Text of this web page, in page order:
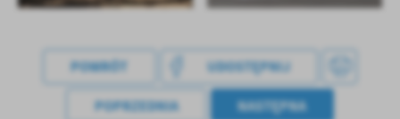
POWRÓT UDOSTĘPNIJ
POPRZEDNIA NASTĘPNA